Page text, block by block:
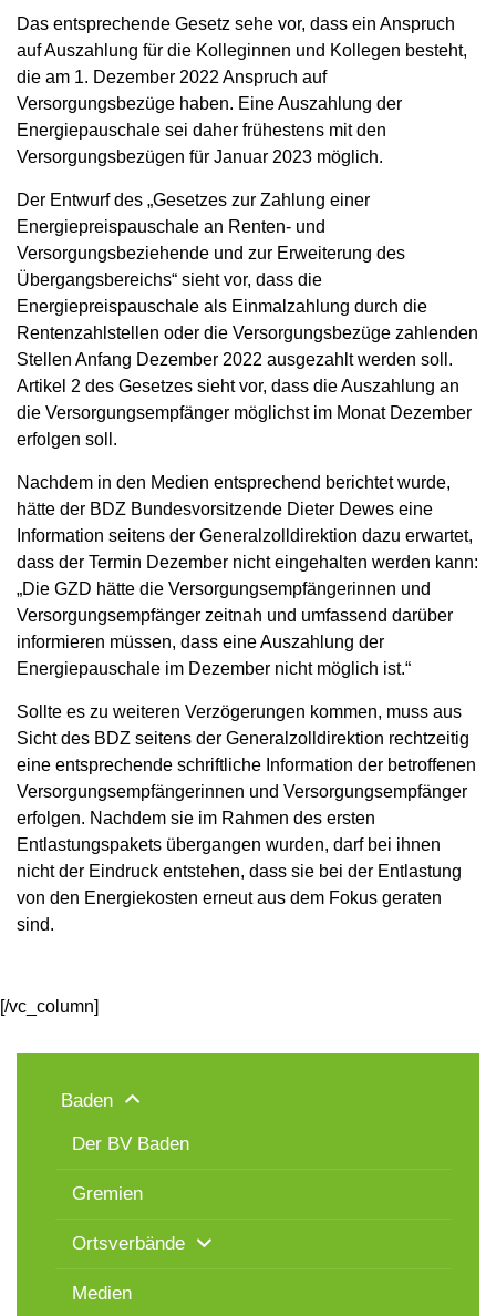
Das entsprechende Gesetz sehe vor, dass ein Anspruch
auf Auszahlung für die Kolleginnen und Kollegen besteht,
die am 1. Dezember 2022 Anspruch auf
Versorgungsbezüge haben. Eine Auszahlung der
Energiepauschale sei daher frühestens mit den
Versorgungsbezügen für Januar 2023 möglich.
Der Entwurf des „Gesetzes zur Zahlung einer
Energiepreispauschale an Renten- und
Versorgungsbeziehende und zur Erweiterung des
Übergangsbereichs“ sieht vor, dass die
Energiepreispauschale als Einmalzahlung durch die
Rentenzahlstellen oder die Versorgungsbezüge zahlenden
Stellen Anfang Dezember 2022 ausgezahlt werden soll.
Artikel 2 des Gesetzes sieht vor, dass die Auszahlung an
die Versorgungsempfänger möglichst im Monat Dezember
erfolgen soll.
Nachdem in den Medien entsprechend berichtet wurde,
hätte der BDZ Bundesvorsitzende Dieter Dewes eine
Information seitens der Generalzolldirektion dazu erwartet,
dass der Termin Dezember nicht eingehalten werden kann:
„Die GZD hätte die Versorgungsempfängerinnen und
Versorgungsempfänger zeitnah und umfassend darüber
informieren müssen, dass eine Auszahlung der
Energiepauschale im Dezember nicht möglich ist.“
Sollte es zu weiteren Verzögerungen kommen, muss aus
Sicht des BDZ seitens der Generalzolldirektion rechtzeitig
eine entsprechende schriftliche Information der betroffenen
Versorgungsempfängerinnen und Versorgungsempfänger
erfolgen. Nachdem sie im Rahmen des ersten
Entlastungspakets übergangen wurden, darf bei ihnen
nicht der Eindruck entstehen, dass sie bei der Entlastung
von den Energiekosten erneut aus dem Fokus geraten
sind.
[/vc_column]
Baden
Der BV Baden
Gremien
Ortsverbände
Medien